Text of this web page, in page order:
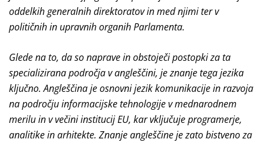
oddelkih generalnih direktoratov in med njimi ter v
političnih in upravnih organih Parlamenta.
Glede na to, da so naprave in obstoječi postopki za ta
specializirana področja v angleščini, je znanje tega jezika
ključno. Angleščina je osnovni jezik komunikacije in razvoja
na področju informacijske tehnologije v mednarodnem
merilu in v večini institucij EU, kar vključuje programerje,
analitike in arhitekte. Znanje angleščine je zato bistveno za